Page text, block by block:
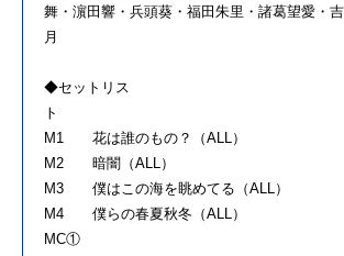
舞・濵田響・兵頭葵・福田朱里・諸葛望愛・
月
◆セットリス
M1 花は誰のもの？（ALL）
M2 暗闇（ALL）
M3 僕はこの海を眺めてる（ALL）
M4 僕らの春夏秋冬（ALL）
MC①